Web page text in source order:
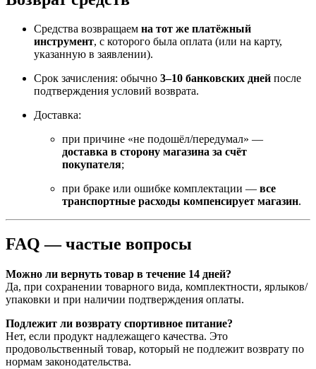
Средства возвращаем на тот же платёжный
инструмент, с которого была оплата (или на карту,
указанную в заявлении).
Срок зачисления: обычно 3–10 банковских дней после
подтверждения условий возврата.
Доставка:
при причине «не подошёл/передумал» —
доставка в сторону магазина за счёт
покупателя;
при браке или ошибке комплектации — все
транспортные расходы компенсирует магазин.
FAQ — частые вопросы
Можно ли вернуть товар в течение 14 дней?
Да, при сохранении товарного вида, комплектности, ярлыков/
упаковки и при наличии подтверждения оплаты.
Подлежит ли возврату спортивное питание?
Нет, если продукт надлежащего качества. Это
продовольственный товар, который не подлежит возврату по
нормам законодательства.